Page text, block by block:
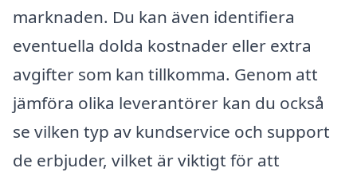
marknaden. Du kan även identifiera
eventuella dolda kostnader eller extra
avgifter som kan tillkomma. Genom att
jämföra olika leverantörer kan du också
se vilken typ av kundservice och support
de erbjuder, vilket är viktigt för att